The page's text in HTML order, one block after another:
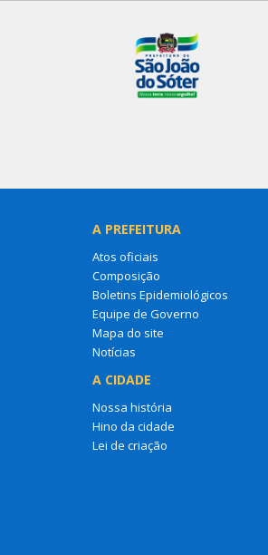
A PREFEITURA
Atos oficiais
Composição
Boletins Epidemiológicos
Equipe de Governo
Mapa do site
Notícias
A CIDADE
Nossa história
Hino da cidade
Lei de criação